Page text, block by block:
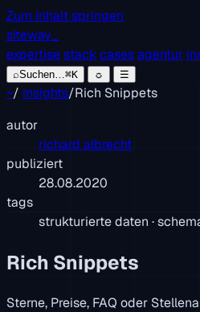
Zum Inhalt springen
siteway
expertisestackcasesagentur
⌕Suchen…⌘K ☼ ☰
~/ insights/Rich Snippets
autor
richard albrecht
publiziert
28.08.2020
tags
strukturierte daten ·
Rich Snippets
Sterne, Preise, FAQ oder